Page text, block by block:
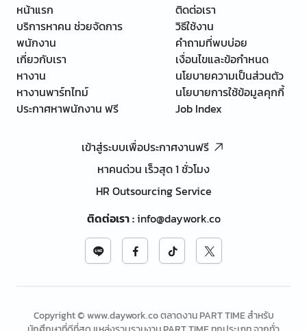
หน้าแรก
บริการหาคน ช่วยจัดการ
พนักงาน
เกี่ยวกับเรา
หางาน
หางานพาร์ทไทม์
ประกาศหาพนักงาน ฟรี
ติดต่อเรา
วิธีใช้งาน
คำถามที่พบบ่อย
เงื่อนไขและข้อกำหนด
นโยบายความเป็นส่วนตัว
นโยบายการใช้ข้อมูลคุกกี้
Job Index
เข้าสู่ระบบเพื่อประกาศงานฟรี
หาคนด่วน เร็วสุด 1 ชั่วโมง
HR Outsourcing Service
ติดต่อเรา:info@daywork.co
Copyright © www.daywork.co ตลาดงาน PART TIME สำหรับ